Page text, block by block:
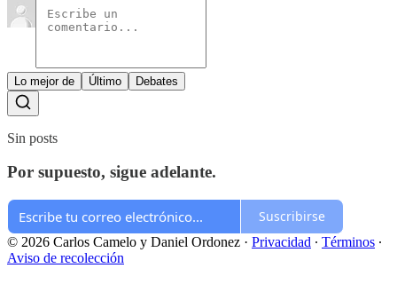
Lo mejor de Último Debates
Sin posts
Por supuesto, sigue adelante.
Suscribirse
© 2026 Carlos Camelo y Daniel Ordonez · Privacidad ∙ Términos ∙
Aviso de recolección